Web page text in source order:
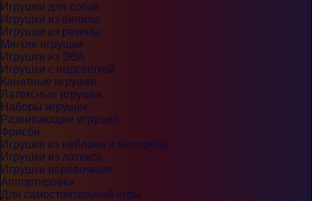
Игрушки для собак
Игрушки из винила
Игрушки из резины
Мягкие игрушки
Игрушки из ЭВА
Игрушки с подсветкой
Канатные игрушки
Латексные игрушки
Наборы игрушек
Развивающие игрушки
Фрисби
Игрушки из нейлона и неопрена
Игрушки из латекса
Игрушки веревочные
Аппортировки
Для самостоятельной игры